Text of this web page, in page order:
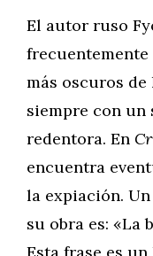
El autor ruso
más oscuros de
siempre con
redentora. En
encuentra
la expiación.
su obra es: «La